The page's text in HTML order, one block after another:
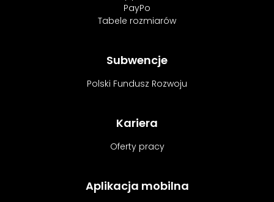
PayPo
Tabele rozmiarów
Subwencje
Polski Fundusz Rozwoju
Kariera
Oferty pracy
Aplikacja mobilna